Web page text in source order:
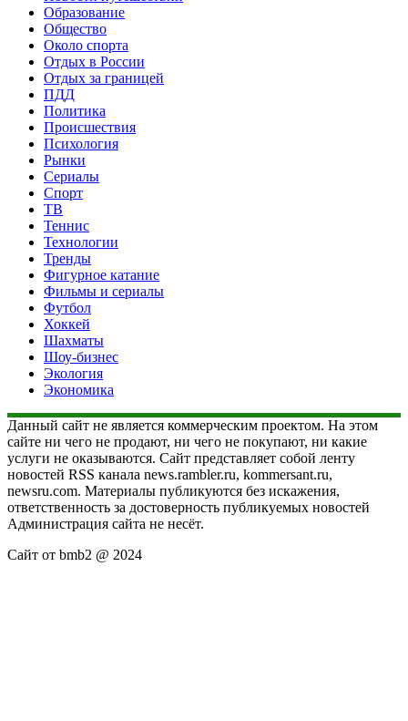
Образование
Общество
Около спорта
Отдых в России
Отдых за границей
ПДД
Политика
Происшествия
Психология
Рынки
Сериалы
Спорт
ТВ
Теннис
Технологии
Тренды
Фигурное катание
Фильмы и сериалы
Футбол
Хоккей
Шахматы
Шоу-бизнес
Экология
Экономика
Данный сайт не является коммерческим проектом. На этом
сайте ни чего не продают, ни чего не покупают, ни какие
услуги не оказываются. Сайт представляет собой ленту
новостей RSS канала news.rambler.ru, kommersant.ru,
newsru.com. Материалы публикуются без искажения,
ответственность за достоверность публикуемых новостей
Администрация сайта не несёт.
Сайт от bmb2 @ 2024